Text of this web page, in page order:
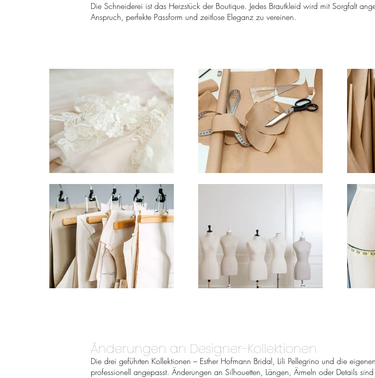
Die Schneiderei ist das Herzstück der Boutique. Jedes Brautkleid wird mit Sorgfalt
Anspruch, perfekte Passform und zeitlose Eleganz zu vereinen.
Änderungen an Designer-Kollektionen
Die drei geführten Kollektionen – Esther Hofmann Bridal, Lili Pellegrino und die
professionell angepasst. Änderungen an Silhouetten, Längen, Ärmeln oder Details